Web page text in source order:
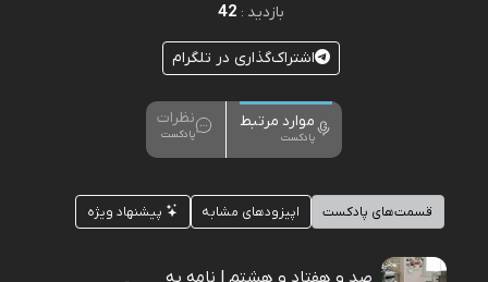
بازدید : 42
اشتراک‌گذاری در تلگرام
موارد مرتبط
پادکست
نظرات
پادکست
قسمت‌های پادکست اپیزودهای مشابه پیشنهاد ویژه